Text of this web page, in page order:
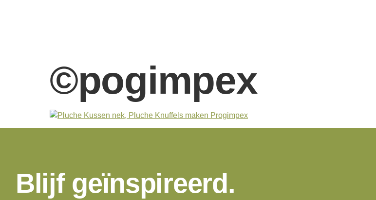
©pogimpex
Blijf geïnspireerd.